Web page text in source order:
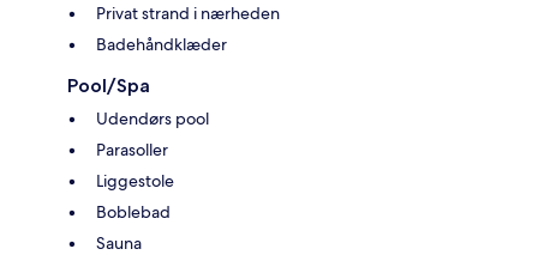
Privat strand i nærheden
Badehåndklæder
Pool/Spa
Udendørs pool
Parasoller
Liggestole
Boblebad
Sauna